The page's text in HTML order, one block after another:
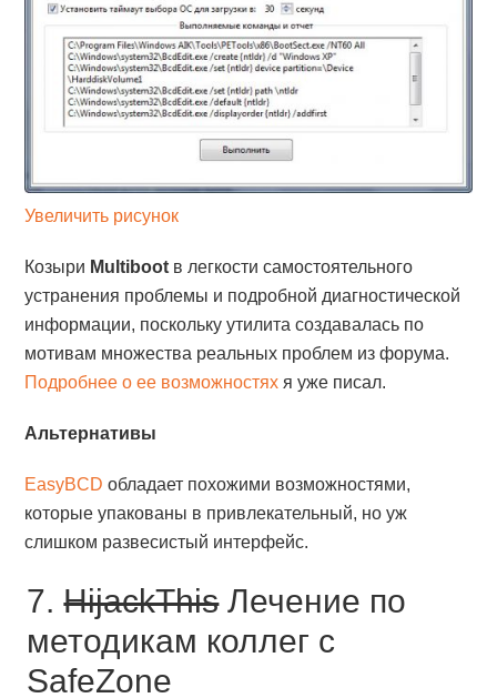
Увеличить рисунок
Козыри Multiboot в легкости самостоятельного
устранения проблемы и подробной диагностической
информации, поскольку утилита создавалась по
мотивам множества реальных проблем из форума.
Подробнее о ее возможностях я уже писал.
Альтернативы
EasyBCD обладает похожими возможностями,
которые упакованы в привлекательный, но уж
слишком развесистый интерфейс.
7.HijackThisЛечение по
методикам коллег с
SafeZone